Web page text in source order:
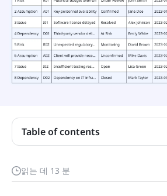
읽는 데 13 분
Table of contents
RAID 로그 정의: 한 글자씩 설명